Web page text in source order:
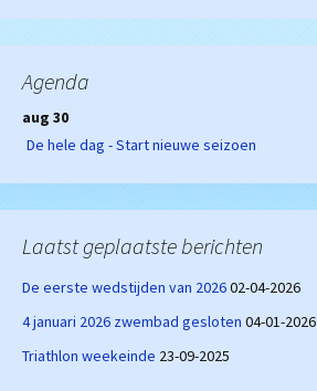
Agenda
aug 30
De hele dag - Start nieuwe seizoen
Laatst geplaatste berichten
De eerste wedstijden van 202602-04-2026
4 januari 2026 zwembad gesloten 04-01-2026
Triathlon weekeinde 23-09-2025